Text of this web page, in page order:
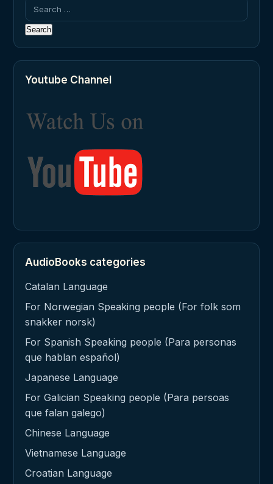
Search
for:
Youtube Channel
AudioBooks categories
Catalan Language
For Norwegian Speaking people (For folk som
snakker norsk)
For Spanish Speaking people (Para personas
que hablan español)
Japanese Language
For Galician Speaking people (Para persoas
que falan galego)
Chinese Language
Vietnamese Language
Croatian Language